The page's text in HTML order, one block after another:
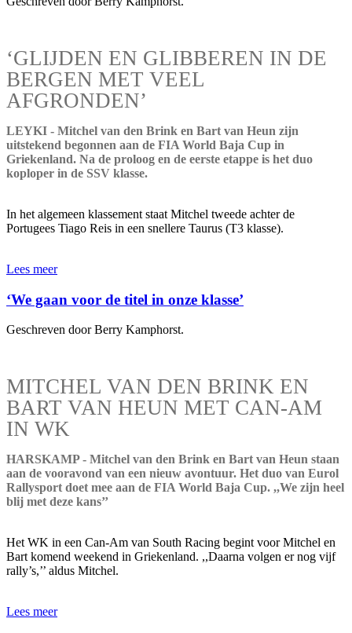
‘GLIJDEN EN GLIBBEREN IN DE
BERGEN MET VEEL
AFGRONDEN’
LEYKI - Mitchel van den Brink en Bart van Heun zijn
uitstekend begonnen aan de FIA World Baja Cup in
Griekenland. Na de proloog en de eerste etappe is het duo
koploper in de SSV klasse.
In het algemeen klassement staat Mitchel tweede achter de
Portugees Tiago Reis in een snellere Taurus (T3 klasse).
Lees meer
‘We gaan voor de titel in onze klasse’
Geschreven door Berry Kamphorst.
MITCHEL VAN DEN BRINK EN
BART VAN HEUN MET CAN-AM
IN WK
HARSKAMP - Mitchel van den Brink en Bart van Heun staan
aan de vooravond van een nieuw avontuur. Het duo van Eurol
Rallysport doet mee aan de FIA World Baja Cup. ,,We zijn heel
blij met deze kans’’
Het WK in een Can-Am van South Racing begint voor Mitchel en
Bart komend weekend in Griekenland. ,,Daarna volgen er nog vijf
rally’s,’’ aldus Mitchel.
Lees meer